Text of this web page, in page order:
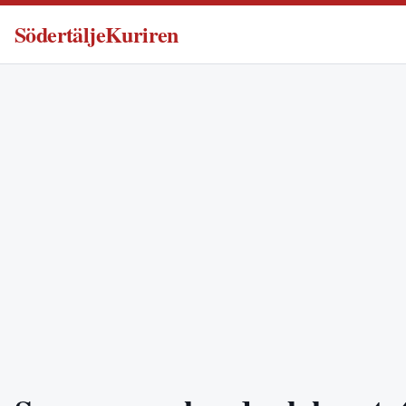
SödertäljeKuriren